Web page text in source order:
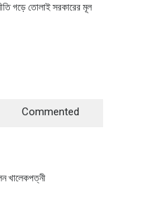
গড়ে তোলাই সরকারের মূল
Commented
খালেকপত্নী